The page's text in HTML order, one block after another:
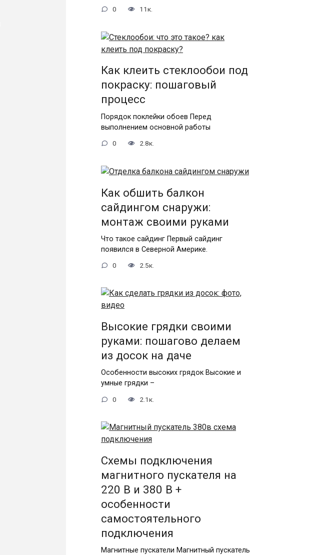
0 11к.
Как клеить стеклообои под
покраску: пошаговый
процесс
Порядок поклейки обоев Перед
выполнением основной работы
0 2.8к.
Как обшить балкон
сайдингом снаружи:
монтаж своими руками
Что такое сайдинг Первый сайдинг
появился в Северной Америке.
0 2.5к.
Высокие грядки своими
руками: пошагово делаем
из досок на даче
Особенности высоких грядок Высокие и
умные грядки –
0 2.1к.
Схемы подключения
магнитного пускателя на
220 В и 380 В +
особенности
самостоятельного
подключения
Магнитные пускатели Магнитный пускатель